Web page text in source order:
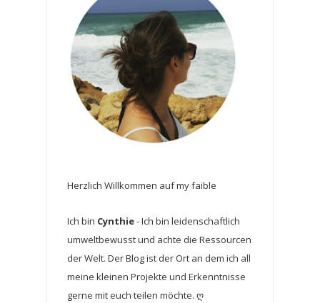
Herzlich Willkommen auf my faible
Ich bin Cynthie- Ich bin leidenschaftlich
umweltbewusst und achte die Ressourcen
der Welt. Der Blog ist der Ort an dem ich all
meine kleinen Projekte und Erkenntnisse
gerne mit euch teilen möchte. ღ